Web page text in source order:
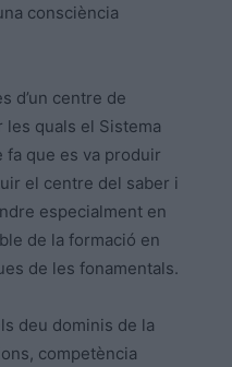
consciència
d’un centre de
quals el Sistema
fa que es va produir
el centre del saber i
especialment en
de la formació en
de les fonamentals.
deu dominis de la
competència